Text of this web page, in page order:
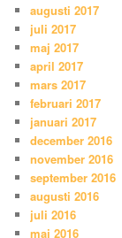
augusti 2017
juli 2017
maj 2017
april 2017
mars 2017
februari 2017
januari 2017
december 2016
november 2016
september 2016
augusti 2016
juli 2016
maj 2016